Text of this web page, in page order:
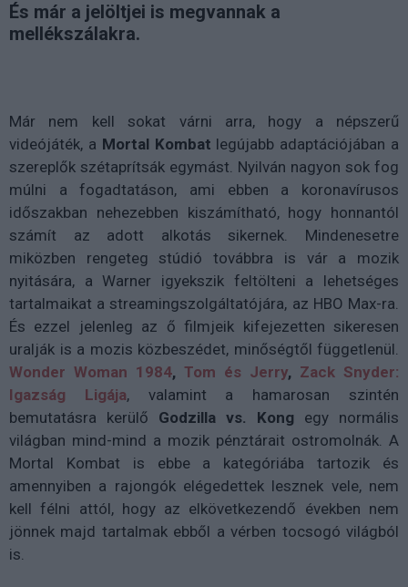
És már a jelöltjei is megvannak a
mellékszálakra.
Már nem kell sokat várni arra, hogy a népszerű
videójáték, a Mortal Kombat legújabb adaptációjában a
szereplők szétaprítsák egymást. Nyilván nagyon sok fog
múlni a fogadtatáson, ami ebben a koronavírusos
időszakban nehezebben kiszámítható, hogy honnantól
számít az adott alkotás sikernek. Mindenesetre
miközben rengeteg stúdió továbbra is vár a mozik
nyitására, a Warner igyekszik feltölteni a lehetséges
tartalmaikat a streamingszolgáltatójára, az HBO Max-ra.
És ezzel jelenleg az ő filmjeik kifejezetten sikeresen
uralják is a mozis közbeszédet, minőségtől függetlenül.
Wonder Woman 1984, Tom és Jerry, Zack Snyder:
Igazság Ligája, valamint a hamarosan szintén
bemutatásra kerülő Godzilla vs. Kong egy normális
világban mind-mind a mozik pénztárait ostromolnák. A
Mortal Kombat is ebbe a kategóriába tartozik és
amennyiben a rajongók elégedettek lesznek vele, nem
kell félni attól, hogy az elkövetkezendő években nem
jönnek majd tartalmak ebből a vérben tocsogó világból
is.